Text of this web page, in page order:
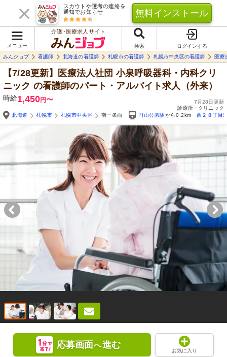
スカウトや選考の連絡を
通知でお知らせ
無料インストール
メニュー
介護･医療求人サイト
検索
ログインする
みんジョブ
看護師 北海道の看護師 札幌市の看護師 札幌市中央区の看護師 医療
【7/28更新】医療法人社団 小泉呼吸器科・内科クリ
ニック の看護師のパート・アルバイト求人（外来）
時給1,450円〜
7月28日更新
診療所・クリニック
北海道
札幌市 札幌市中央区 南一条西 円山公園駅から0.2km 西２８丁目
応募画面へ進む
お気に入り